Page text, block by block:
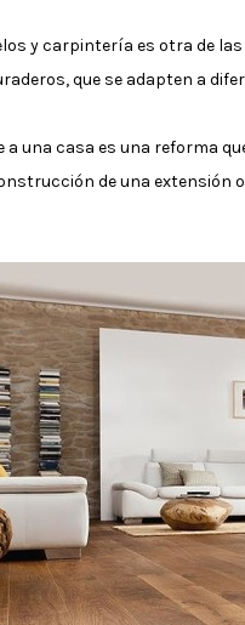
y carpintería es otra de
que se adapten a
una casa es una reforma
de una extensión